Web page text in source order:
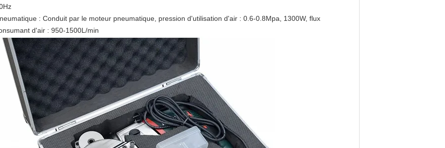
: Conduit par le moteur pneumatique, pression d'utilisation d'air : 0.6-0.8Mpa, 1300W, flux
d'air : 950-1500L/min